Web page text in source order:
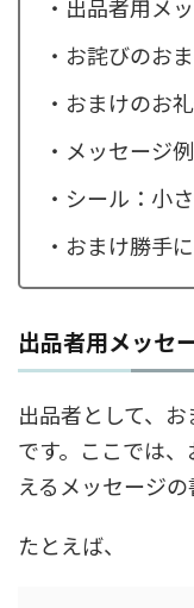
・出品者用メ
・お詫びのお
・おまけのお
・メッセージ
・シール：小
・おまけ勝手
出品者用メッセ
出品者として、
です。ここでは
えるメッセージの
たとえば、